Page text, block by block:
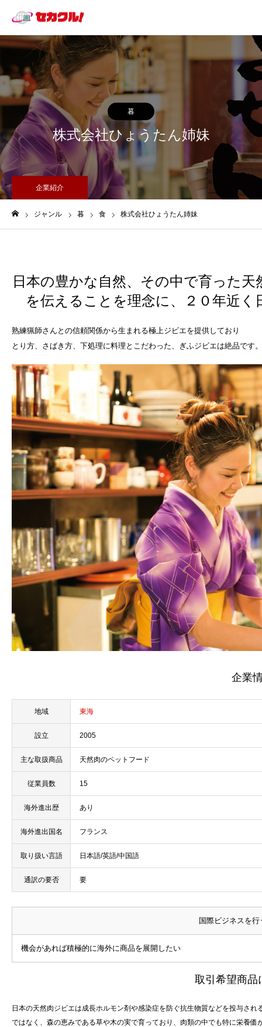
暮
株式会社ひょうたん姉妹
企業紹介
ジャンル 暮 食 株式会社ひょうたん姉妹
日本の豊かな自然、その中で育った
を伝えることを理念に、２０年近
熟練猟師さんとの信頼関係から生まれる極上ジビエを提供しており
とり方、さばき方、下処理に料理とこだわった、ぎふジビエは絶品です。
企業
地域 東海
設立 2005
主な取扱商品 天然肉のペットフード
従業員数 15
海外進出歴 あり
海外進出国名 フランス
取り扱い言語 日本語/英語/中国語
通訳の要否 要
国際ビジネスを
機会があれば積極的に海外に商品を展開したい
取引希望商品
日本の天然肉ジビエは成長ホルモン剤や感染症を防ぐ抗生物質などを投与さ
ではなく、森の恵みである草や木の実で育っており、肉類の中でも特に栄養